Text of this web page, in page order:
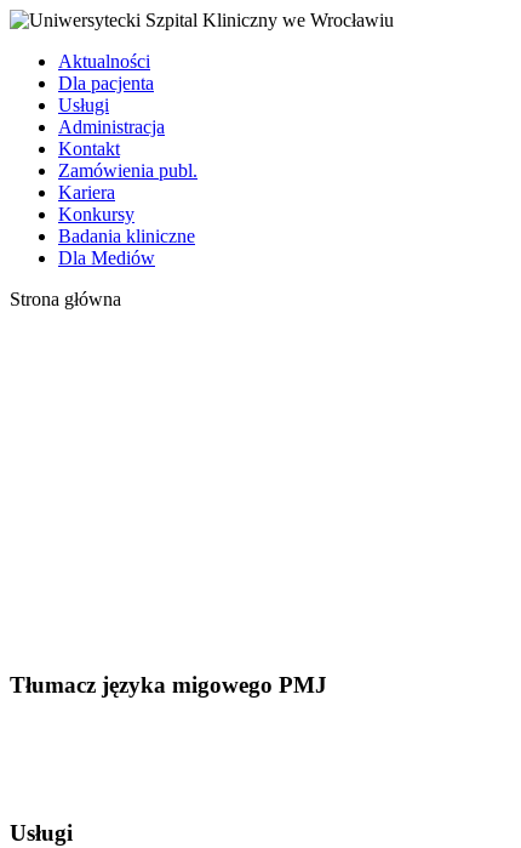
Aktualności
Dla pacjenta
Usługi
Administracja
Kontakt
Zamówienia publ.
Kariera
Konkursy
Badania kliniczne
Dla Mediów
Strona główna
Tłumacz języka migowego PMJ
Usługi